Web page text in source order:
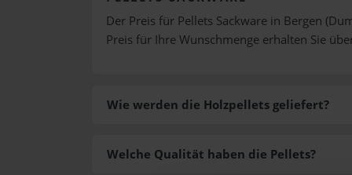
Der Preis für Pellets Sackware in Bergen
Preis für Ihre Wunschmenge erhalten Sie
Wie werden die Holzpellets geliefert?
Welche Qualität haben die Pellets?